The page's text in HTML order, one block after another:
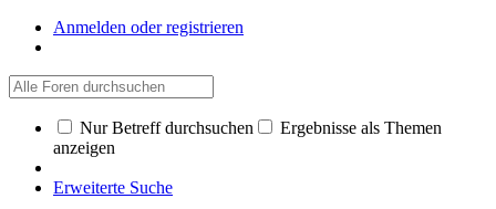
Anmelden oder registrieren
Nur Betreff durchsuchen
Ergebnisse als Themen
anzeigen
Erweiterte Suche